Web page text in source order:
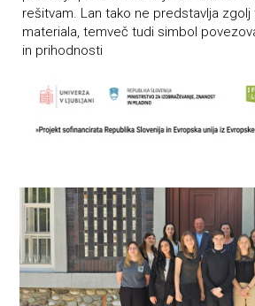
rešitvam. Lan tako ne predstavlja zgolj
materiala, temveč tudi simbol
in prihodnosti